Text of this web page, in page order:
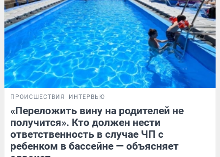
ПРОИСШЕСТВИЯ ИНТЕРВЬЮ
«Переложить вину на родителей не
получится». Кто должен нести
ответственность в случае ЧП с
ребенком в бассейне — объясняет